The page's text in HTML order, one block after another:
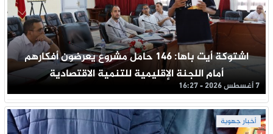
اشتوكة أيت باها: 146 حامل مشروع يعرضون أفكارهم
أمام اللجنة الإقليمية للتنمية الاقتصادية
7 أغسطس 2026 - 16:27
أخبار جهوية